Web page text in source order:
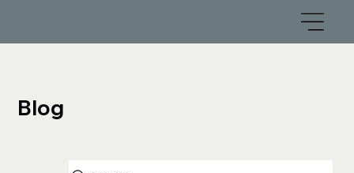
Blog